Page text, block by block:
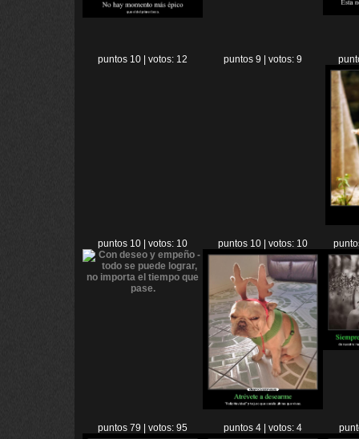
puntos 10 | votos: 12 puntos 9 | votos: 9
puntos 10 | votos: 10 puntos 10 | votos: 10
puntos 79 | votos: 95 puntos 4 | votos: 4